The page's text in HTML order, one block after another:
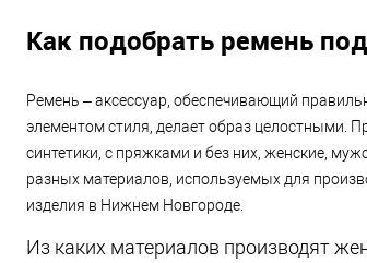
Как подобрать ремень
Ремень – аксессуар, обеспечивающий
элементом стиля, делает образ целостными.
синтетики, с пряжками и без них, женские,
разных материалов, используемых для
изделия в Нижнем Новгороде.
Из каких материалов производят